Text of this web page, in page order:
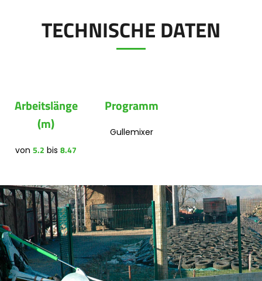
PARTS BOOK
MyJOSKIN
Italiano
Română
Magyar
Български
Eesti keel
TECHNISCHE DATEN
Arbeitslänge
(m)
von5.2 bis8.47
Programm
Gullemixer